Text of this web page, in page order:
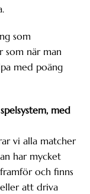
som
som när man
med poäng
med
vi alla matcher
har mycket
och finns
att driva